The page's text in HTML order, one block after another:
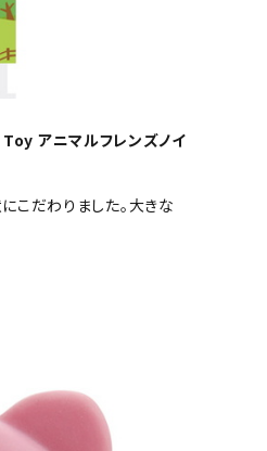
アニマルフレンズノイ
こだわりました。大きな